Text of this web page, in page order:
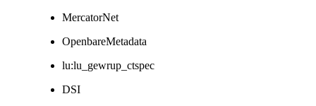
MercatorNet
OpenbareMetadata
lu:lu_gewrup_ctspec
DSI